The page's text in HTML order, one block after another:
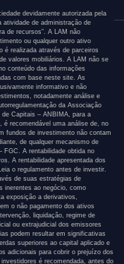
devidamente autorizada pela
atividade de administração de
de recursos”. A LAM não
ou qualquer outro ativo
é realizada através de parceiros
valores mobiliários. A LAM não se
conteúdo das informações
com base neste site. As
informativo e não
notadamente análise e
da Associação
Capitais – ANBIMA, para a
é recomendável uma análise de, no
fundos de investimento não contam
de qualquer mecanismo de
FGC. A rentabilidade obtida no
A rentabilidade apresentada dos
o regulamento antes de investir.
de suas estratégias de
inerentes ao negócio, como
exposição a derivativos,
o não pagamento dos ativos
liquidação, regime de
ou extrajudicial dos emissores
podem resultar em significativas
superiores ao capital aplicado e
adicionais para cobrir o prejuízo dos
é recomendada, antes do